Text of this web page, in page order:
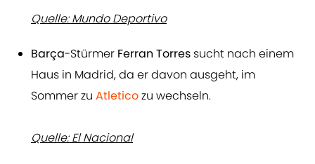
Quelle: Mundo Deportivo
Barça-Stürmer Ferran Torres sucht nach einem
Haus in Madrid, da er davon ausgeht, im
Sommer zu Atleticozu wechseln.
Quelle: El Nacional